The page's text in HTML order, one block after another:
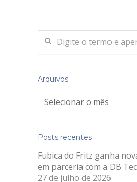
Arquivos
Arquivos
Posts recentes
Fubica do Fritz ganha
em parceria com a DB
27 de julho de 2026